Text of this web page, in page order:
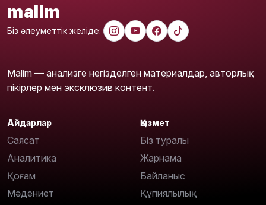
malim
Біз әлеуметтік желіде:
Malim — анализге негізделген материалдар, авторлық
пікірлер мен эксклюзив контент.
Айдарлар
Саясат
Аналитика
Қоғам
Мәдениет
Қызмет
Біз туралы
Жарнама
Байланыс
Құпиялылық